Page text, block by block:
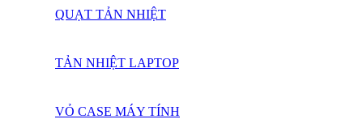
QUẠT TẢN NHIỆT
TẢN NHIỆT LAPTOP
VỎ CASE MÁY TÍNH